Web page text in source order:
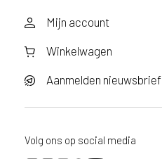
Mijn account
Winkelwagen
Aanmelden nieuwsbrief
Volg ons op social media